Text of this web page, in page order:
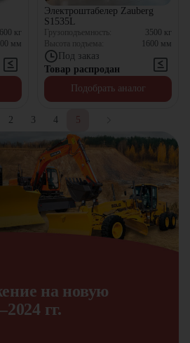
1600 кг
мм
Электроштабелер Zauberg
S1535L
Грузоподъемность: 3500 кг
Высота подъема:
1600 мм
Под заказ
Товар распродан
Подобрать аналог
2 3 4 5
на новую
гг.